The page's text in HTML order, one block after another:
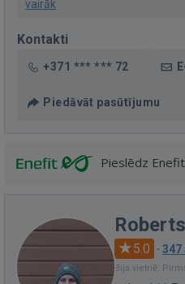
vairāk
Kontakti
+371 *** *** 72
Piedāvāt pasūtījumu
Pieslēdz
5.0 · 347
Bija vietnē: